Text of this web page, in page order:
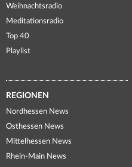
Weihnachtsradio
Meditationsradio
Top 40
Playlist
REGIONEN
Nordhessen News
Osthessen News
Mittelhessen News
Rhein-Main News